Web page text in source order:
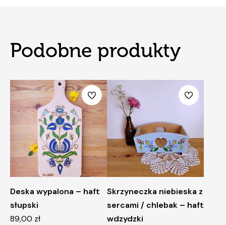
Podobne produkty
Deska wypalona – haft
słupski
89,00 zł
Skrzyneczka niebieska z
sercami / chlebak – haft
wdzydzki